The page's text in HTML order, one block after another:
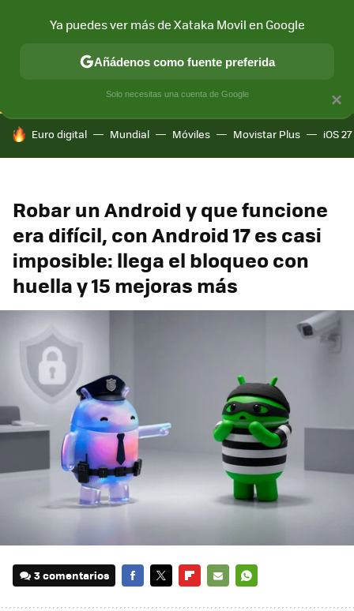
CONECTIVIDAD MÓVIL Y SOCIEDAD APLICACIONES
HOY SE HABLA DE
Euro digital Mundial Móviles Movistar Plus iOS 27
Robar un Android y que funcione
era difícil, con Android 17 es casi
imposible: llega el bloqueo con
huella y 15 mejoras más
3 comentarios
×
Ya puedes ver más de Xataka Movil en Google
Añádenos como fuente preferida
Solo necesitas una cuenta de Google